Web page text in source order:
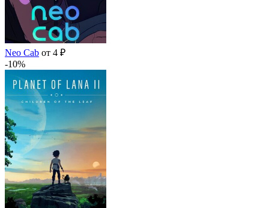
Neo Cab от 4 ₽
-10%